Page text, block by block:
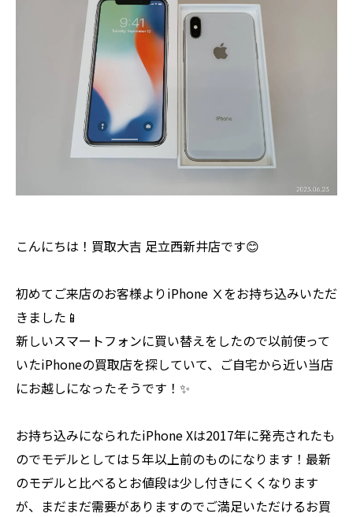
こんにちは！買取大吉 足立西新井店です😊
初めてご来店のお客様よりiPhone Ⅹをお持ち込みいただ
きました📱
新しいスマートフォンに買い替えをしたので以前使って
いたiPhoneの買取店を探していて、ご自宅から近い当店
にお越しになったそうです！✨
お持ち込みになられたiPhone Xは2017年に発売されたも
のでモデルとしては５年以上前のものになります！最新
のモデルと比べるとお値段は少し付きにくくなります
が、まだまだ需要がありますのでご満足いただけるお買